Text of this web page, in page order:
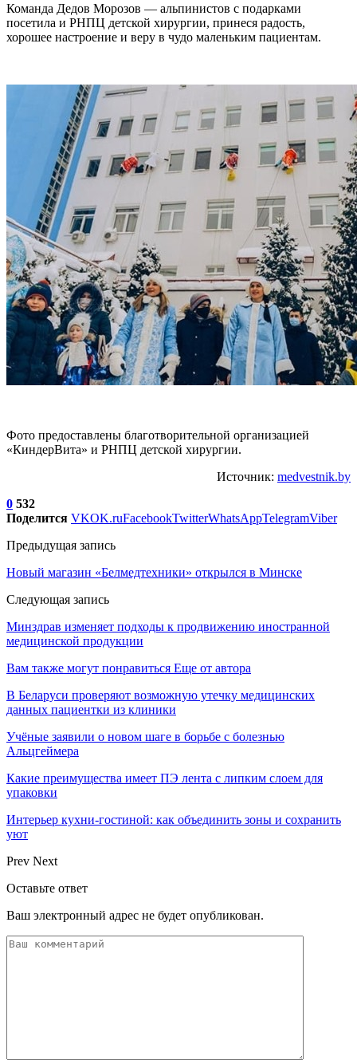
Команда Дедов Морозов — альпинистов с подарками
посетила и РНПЦ детской хирургии, принеся радость,
хорошее настроение и веру в чудо маленьким пациентам.
Фото предоставлены благотворительной организацией
«КиндерВита» и РНПЦ детской хирургии.
Источник: medvestnik.by
0 532
Поделится VKOK.ruFacebookTwitterWhatsAppTelegramViber
Предыдущая запись
Новый магазин «Белмедтехники» открылся в Минске
Следующая запись
Минздрав изменяет подходы к продвижению иностранной
медицинской продукции
Вам также могут понравиться Еще от автора
В Беларуси проверяют возможную утечку медицинских
данных пациентки из клиники
Учёные заявили о новом шаге в борьбе с болезнью
Альцгеймера
Какие преимущества имеет ПЭ лента с липким слоем для
упаковки
Интерьер кухни-гостиной: как объединить зоны и сохранить
уют
Prev Next
Оставьте ответ
Ваш электронный адрес не будет опубликован.